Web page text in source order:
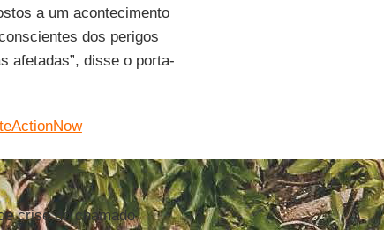
a um acontecimento
dos perigos
afetadas”, disse o porta-
crise do chamado